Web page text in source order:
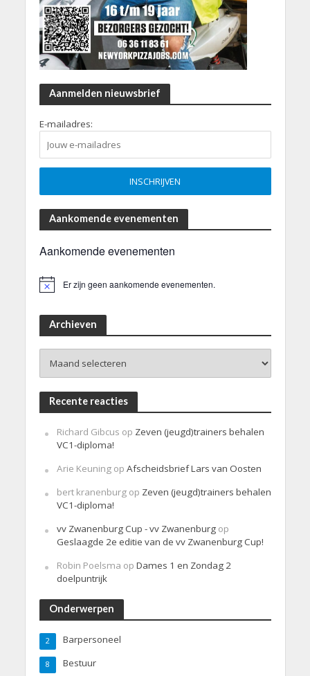
Aanmelden nieuwsbrief
E-mailadres:
Aankomende evenementen
Aankomende evenementen
Er zijn geen aankomende evenementen.
Archieven
Recente reacties
Richard Gibcus op Zeven (jeugd)trainers behalen
VC1-diploma!
Arie Keuningop Afscheidsbrief Lars van Oosten
bert kranenburgop Zeven (jeugd)trainers behalen
VC1-diploma!
vv Zwanenburg Cup - vv Zwanenburgop
Geslaagde 2e editie van de vv Zwanenburg Cup!
Robin Poelsma op Dames 1 en Zondag 2
doelpuntrijk
Onderwerpen
Barpersoneel
2
Bestuur
8